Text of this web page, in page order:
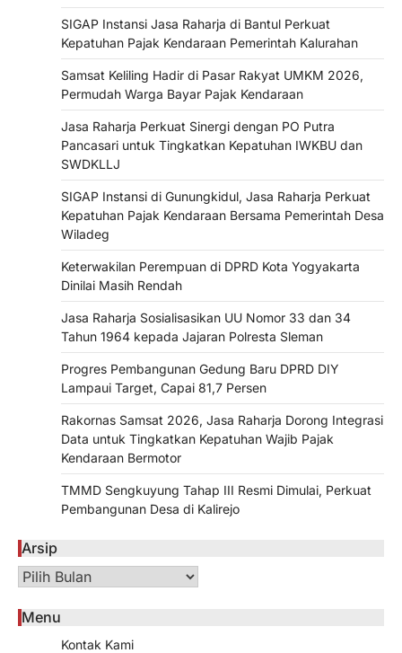
SIGAP Instansi Jasa Raharja di Bantul Perkuat
Kepatuhan Pajak Kendaraan Pemerintah Kalurahan
Samsat Keliling Hadir di Pasar Rakyat UMKM 2026,
Permudah Warga Bayar Pajak Kendaraan
Jasa Raharja Perkuat Sinergi dengan PO Putra
Pancasari untuk Tingkatkan Kepatuhan IWKBU dan
SWDKLLJ
SIGAP Instansi di Gunungkidul, Jasa Raharja Perkuat
Kepatuhan Pajak Kendaraan Bersama Pemerintah Desa
Wiladeg
Keterwakilan Perempuan di DPRD Kota Yogyakarta
Dinilai Masih Rendah
Jasa Raharja Sosialisasikan UU Nomor 33 dan 34
Tahun 1964 kepada Jajaran Polresta Sleman
Progres Pembangunan Gedung Baru DPRD DIY
Lampaui Target, Capai 81,7 Persen
Rakornas Samsat 2026, Jasa Raharja Dorong Integrasi
Data untuk Tingkatkan Kepatuhan Wajib Pajak
Kendaraan Bermotor
TMMD Sengkuyung Tahap III Resmi Dimulai, Perkuat
Pembangunan Desa di Kalirejo
Arsip
Arsip
Menu
Kontak Kami